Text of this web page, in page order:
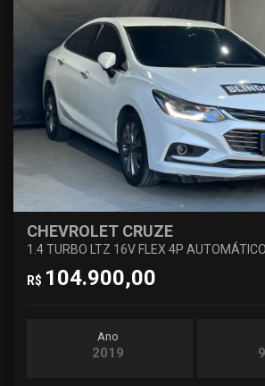
CHEVROLET CRUZE
1.4 TURBO LTZ 16V FLEX 4P AUTOMÁTICO
R$ 104.900,00
Ano
2019